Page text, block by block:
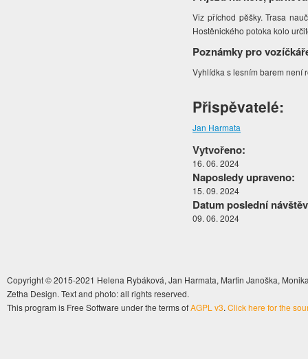
Viz příchod pěšky. Trasa
Hostěnického potoka kolo
Poznámky pro
Vyhlídka s lesním barem není
Přispěvatelé:
Jan Harmata
Vytvořeno:
16. 06. 2024
Naposledy upraveno:
15. 09. 2024
Datum poslední
09. 06. 2024
Copyright © 2015-2021 Helena Rybáková, Jan Harmata, Martin Janoška,
Zetha Design. Text and photo: all rights reserved.
This program is Free Software under the terms ofAGPL v3. Click here for the